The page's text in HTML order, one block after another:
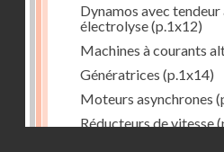
Dynamos avec
électrolyse(p.1x12)
Machines à courants
Génératrices (p.1x14)
Moteurs asynchrones
Réducteurs de vitesse